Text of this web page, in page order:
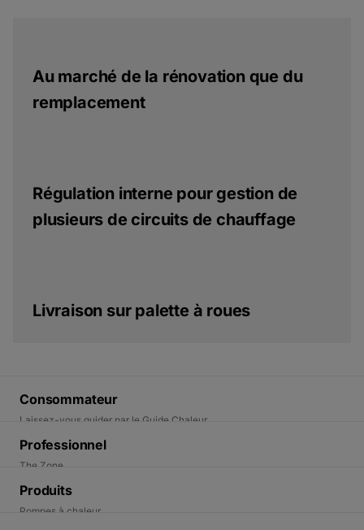
Au marché de la rénovation que du
remplacement
Régulation interne pour gestion de
plusieurs de circuits de chauffage
Livraison sur palette à roues
Consommateur
Laissez-vous guider par le Guide Chaleur
Trouvez un installateur
Demander une intervention
Professionnel
The Zone
Enrégistrer garantie
Trouvez un distributeur
Produits
Pompes à chaleur